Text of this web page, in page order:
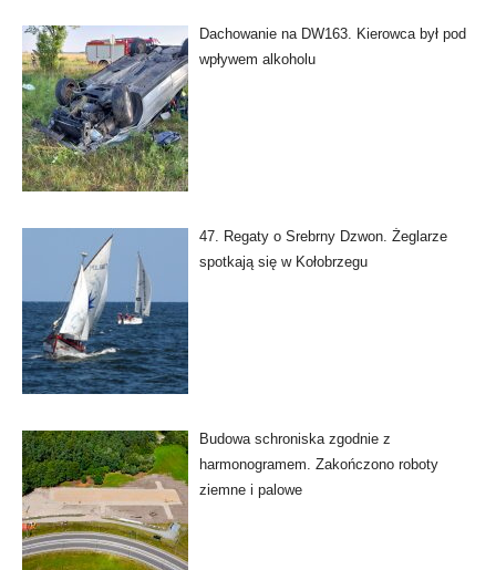
Dachowanie na DW163. Kierowca był pod
wpływem alkoholu
47. Regaty o Srebrny Dzwon. Żeglarze
spotkają się w Kołobrzegu
Budowa schroniska zgodnie z
harmonogramem. Zakończono roboty
ziemne i palowe